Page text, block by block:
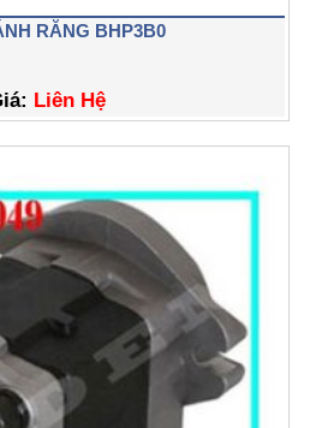
RĂNG BHP3B0
Liên Hệ